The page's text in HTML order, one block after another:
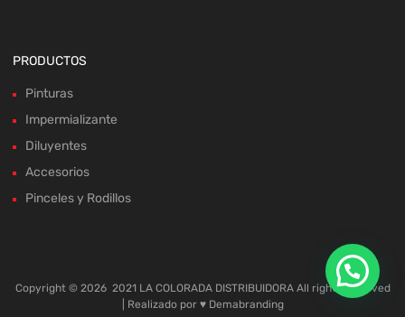
PRODUCTOS
Pinturas
Impermializante
Diluyentes
Accesorios
Pinceles y Rodillos
Copyright © 2026 2021 LA COLORADA DISTRIBUIDORA All rights reserved
| Realizado por ♥ Demabranding